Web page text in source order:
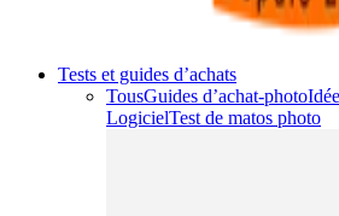
Tests et guides d’achats
TousGuides d’achat-photo
LogicielTest de matos photo